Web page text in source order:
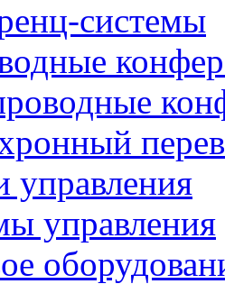
системы
управления
управления